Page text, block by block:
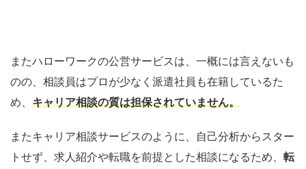
またハローワークの公営サービスは、一概には言えないも
のの、相談員はプロが少なく派遣社員も在籍しているた
め、 キャリア相談の質は担保されていません。
またキャリア相談サービスのように、自己分析からスター
トせず、求人紹介や転職を前提とした相談になるため、 転